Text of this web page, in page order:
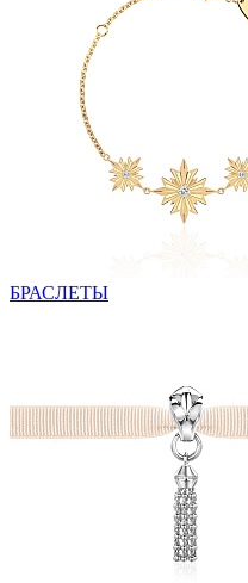
БРАСЛЕТЫ